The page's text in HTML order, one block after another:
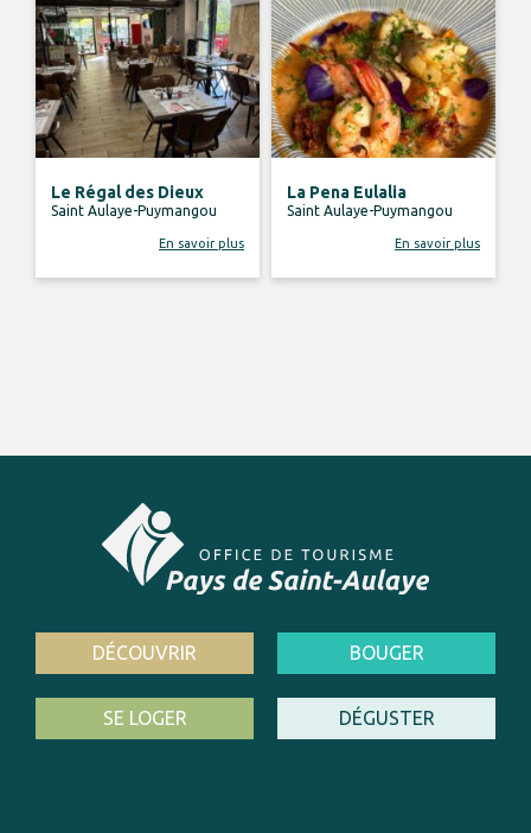
Le Régal des Dieux
Saint Aulaye-Puymangou
En savoir plus
La Pena Eulalia
Saint Aulaye-Puymangou
En savoir plus
DÉCOUVRIR BOUGER
SE LOGER DÉGUSTER